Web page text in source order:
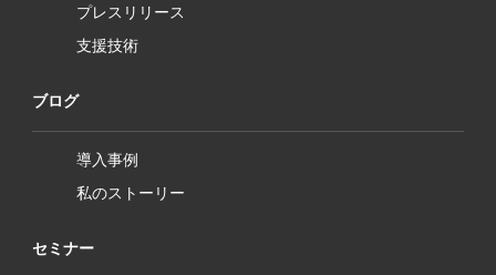
プレスリリース
支援技術
ブログ
導入事例
私のストーリー
セミナー